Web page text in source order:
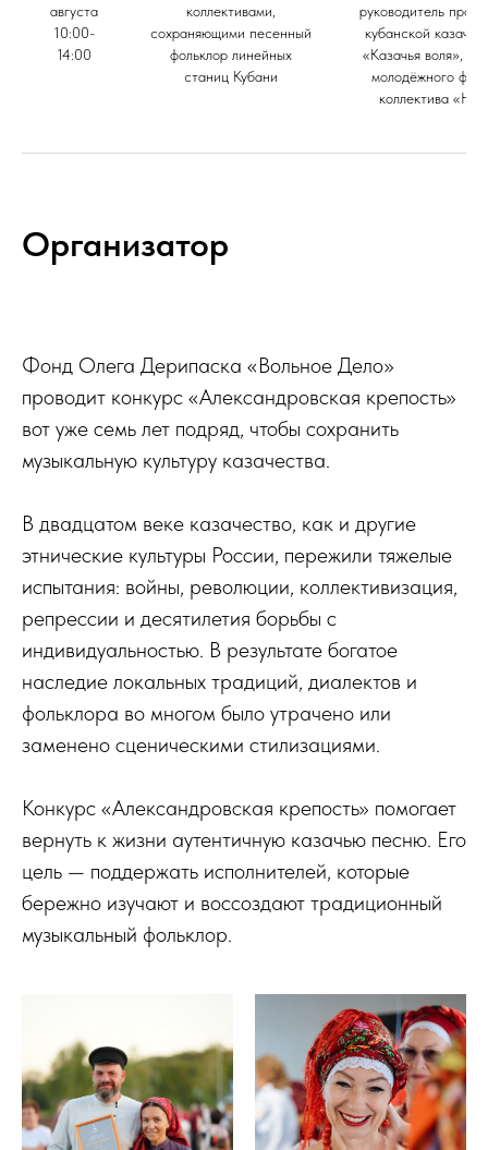
августа
10:00-
14:00
коллективами,
сохраняющими песенный
фольклор линейных
станиц Кубани
руководитель
кубанской
«Казачья воля»,
молодёжного
коллектива
Организатор
Фонд Олега Дерипаска «Вольное Дело»
проводит конкурс «Александровская крепость»
вот уже семь лет подряд, чтобы сохранить
музыкальную культуру казачества.
В двадцатом веке казачество, как и другие
этнические культуры России, пережили тяжелые
испытания: войны, революции, коллективизация,
репрессии и десятилетия борьбы с
индивидуальностью. В результате богатое
наследие локальных традиций, диалектов и
фольклора во многом было утрачено или
заменено сценическими стилизациями.
Конкурс «Александровская крепость» помогает
вернуть к жизни аутентичную казачью песню. Его
цель — поддержать исполнителей, которые
бережно изучают и воссоздают традиционный
музыкальный фольклор.